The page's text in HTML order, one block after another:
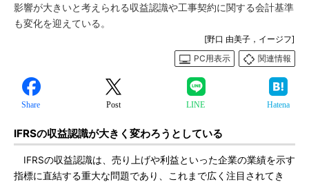
影響が大きいと考えられる収益認識や工事契約に関する会計基準
も変化を迎えている。
[野口 由美子，イージフ]
PC用表示
関連情報
Share Post LINE Hatena
IFRSの収益認識が大きく変わろうとしている
IFRSの収益認識は、売り上げや利益といった企業の業績を示す
指標に直結する重大な問題であり、これまで広く注目されてき